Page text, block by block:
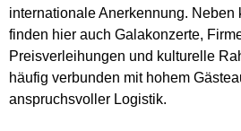
internationale Anerkennung. Neben
finden hier auch Galakonzerte,
Preisverleihungen und kulturelle
häufig verbunden mit hohem
anspruchsvoller Logistik.